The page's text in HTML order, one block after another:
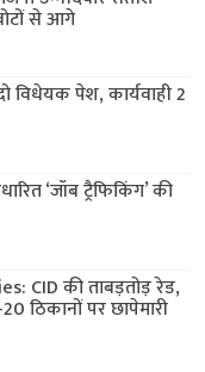
से आगे
विधेयक पेश, कार्यवाही 2
‘जॉब ट्रैफिकिंग’ की
CID की ताबड़तोड़ रेड,
ठिकानों पर छापेमारी